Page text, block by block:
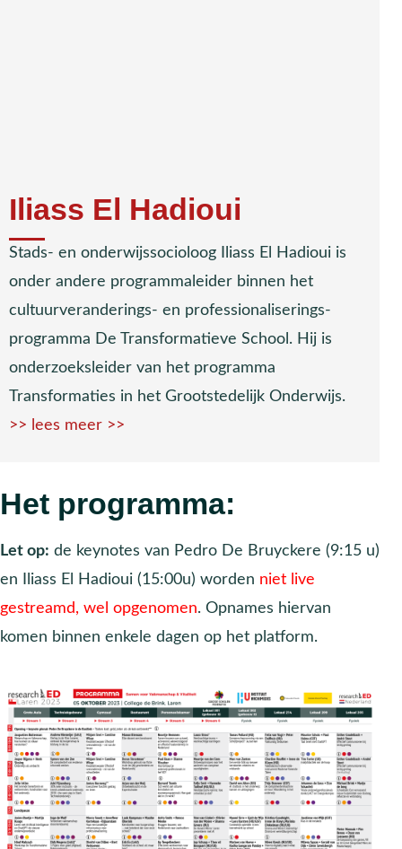
Iliass El Hadioui
Stads- en onderwijssocioloog Iliass El Hadioui is
onder andere programmaleider binnen het
cultuurveranderings- en professionaliserings-
programma De Transformatieve School. Hij is
onderzoeksleider van het programma
Transformaties in het Grootstedelijk Onderwijs.
>> lees meer >>
Het programma:
Let op: de keynotes van Pedro De Bruyckere (9:15 u)
en Iliass El Hadioui (15:00u) worden niet live
gestreamd, wel opgenomen. Opnames hiervan
komen binnen enkele dagen op het platform.